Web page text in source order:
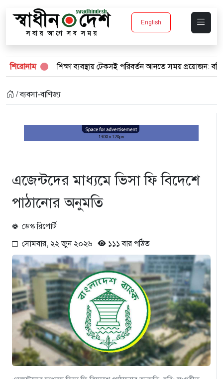
English
শিরোনামশিক্ষা ব্যবস্থায় টেকসই পরিবর্তন আনতে সময় প্রয়োজন: ববি হাজ্জাজ
/ ব্যবসা-বাণিজ্য
এজেন্টদের মাধ্যমে ভিসা ফি বিদেশে
পাঠানোর অনুমতি
ডেস্ক রিপোর্ট
সোমবার, ২২ জুন ২০২৬
১১১ বার পঠিত